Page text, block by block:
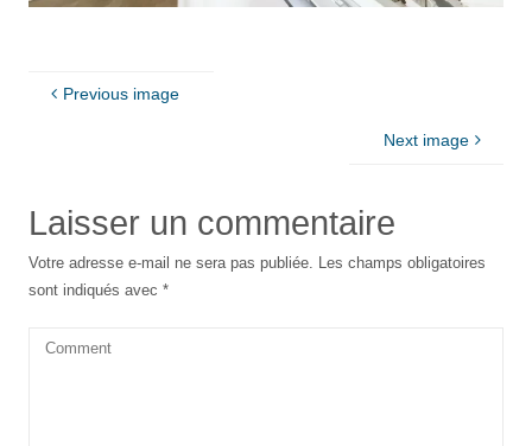
Previous image
Next image
Laisser un commentaire
Votre adresse e-mail ne sera pas publiée. Les champs obligatoires
sont indiqués avec*